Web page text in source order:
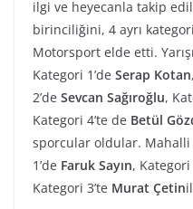
ilgi ve heyecanla takip
birinciliğini, 4 ayrı
Motorsport elde etti.
Kategori 1’de Serap Kotan
2’de Sevcan Sağıroğlu,
Kategori 4’te de Betül
sporcular oldular. Mahalli
1’de Faruk Sayın, Kategori
Kategori 3’te Murat Çetin